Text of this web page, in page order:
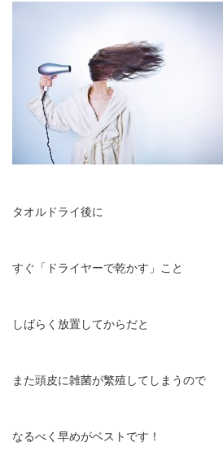
タオルドライ後に
すぐ「ドライヤーで乾かす」こと
しばらく放置してからだと
また頭皮に雑菌が繁殖してしまうので
なるべく早めがベストです！